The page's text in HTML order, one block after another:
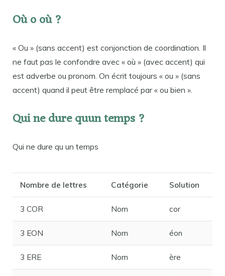
Où o où ?
« Ou » (sans accent) est conjonction de coordination. Il
ne faut pas le confondre avec « où » (avec accent) qui
est adverbe ou pronom. On écrit toujours « ou » (sans
accent) quand il peut être remplacé par « ou bien ».
Qui ne dure quun temps ?
Qui ne dure qu un temps
Nombre de lettres Catégorie Solution
3 COR Nom cor
3 EON Nom éon
3 ERE Nom ère